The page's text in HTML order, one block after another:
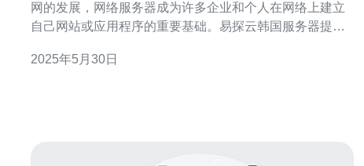
网的发展，网络服务器成为许多企业和个人在网络上建立
自己网站或应用程序的重要基础。易探云韩国服务器提供
需求。 易探云韩国服务器采用先进的硬件设备和优化的网
2025年5月30日